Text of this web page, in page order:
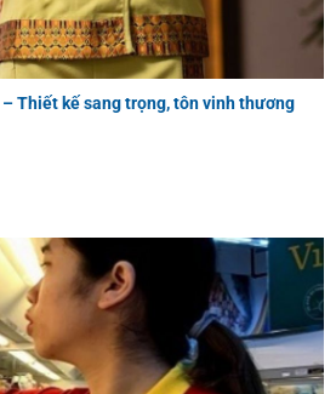
Thiết kế sang trọng, tôn vinh thương